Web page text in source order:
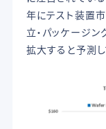
年にテスト装置
立・パッケージ
拡大すると予測し